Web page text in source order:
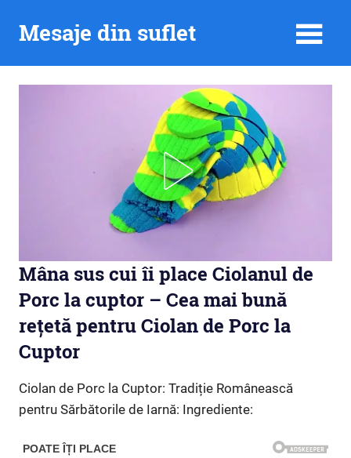
Mesaje din suflet
Mâna sus cui îi place Ciolanul de
Porc la cuptor – Cea mai bună
rețetă pentru Ciolan de Porc la
Cuptor
Ciolan de Porc la Cuptor: Tradiție Românească
pentru Sărbătorile de Iarnă: Ingrediente: